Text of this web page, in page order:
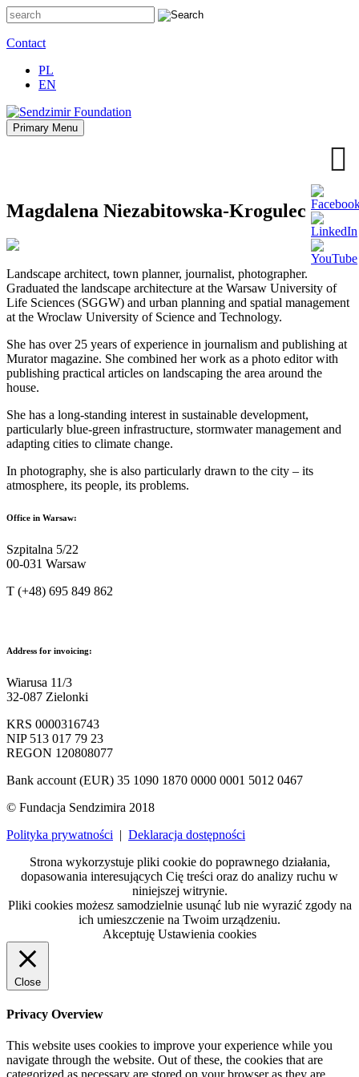
Skip
to
content
Contact
PL
EN
Sendzimir Foundation
Oferujemy wsparcie doradcze i szkoleniowe z zakresu
zrównoważonego rozwoju miast, nasza specjalizacja to wdrażanie
błękitno-zielonej infrastruktury i adaptacja miast do zmian klimatu
Primary Menu
Magdalena Niezabitowska-Krogulec
Landscape architect, town planner, journalist, photographer.
Graduated the landscape architecture at the Warsaw University of
Life Sciences (SGGW) and urban planning and spatial management
at the Wroclaw University of Science and Technology.
She has over 25 years of experience in journalism and publishing at
Murator magazine. She combined her work as a photo editor with
publishing practical articles on landscaping the area around the
house.
She has a long-standing interest in sustainable development,
particularly blue-green infrastructure, stormwater management and
adapting cities to climate change.
In photography, she is also particularly drawn to the city – its
atmosphere, its people, its problems.
Office in Warsaw:
Szpitalna 5/22
00-031 Warsaw
T (+48) 695 849 862
Address for invoicing:
Wiarusa 11/3
32-087 Zielonki
KRS 0000316743
NIP 513 017 79 23
REGON 120808077
Bank account (EUR) 35 1090 1870 0000 0001 5012 0467
© Fundacja Sendzimira 2018
Polityka prywatności | Deklaracja dostępności
Strona wykorzystuje pliki cookie do poprawnego działania,
dopasowania interesujących Cię treści oraz do analizy ruchu w
niniejszej witrynie.
Pliki cookies możesz samodzielnie usunąć lub nie wyrazić zgody na
ich umieszczenie na Twoim urządzeniu.
Akceptuję Ustawienia cookies
Close
Privacy Overview
This website uses cookies to improve your experience while you
navigate through the website. Out of these, the cookies that are